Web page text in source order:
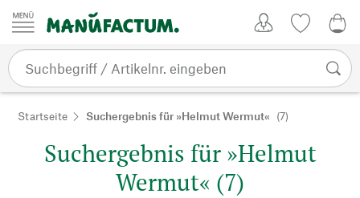
Zum Inhalt springen
Startseite Suchergebnis für »Helmut Wermut« (7)
Suchergebnis für »Helmut
Wermut« (7)